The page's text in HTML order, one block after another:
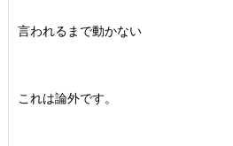
言われるまで動かない
これは論外です。